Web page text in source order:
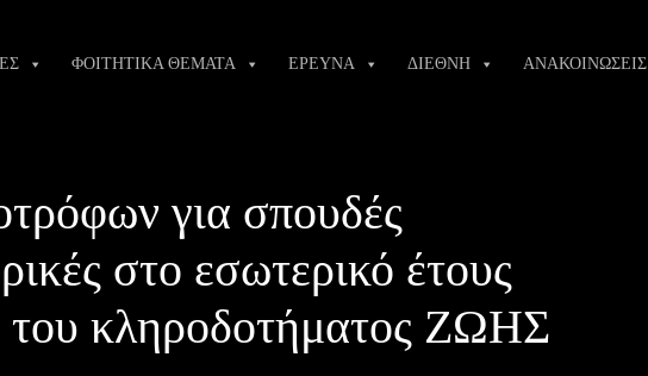
ΦΟΙΤΗΤΙΚΑ ΘΕΜΑΤΑ ΕΡΕΥΝΑ ΔΙΕΘΝΗ ΑΝΑΚΟΙΝΩΣΕΙΣ
για σπουδές
στο εσωτερικό έτους
κληροδοτήματος ΖΩΗΣ